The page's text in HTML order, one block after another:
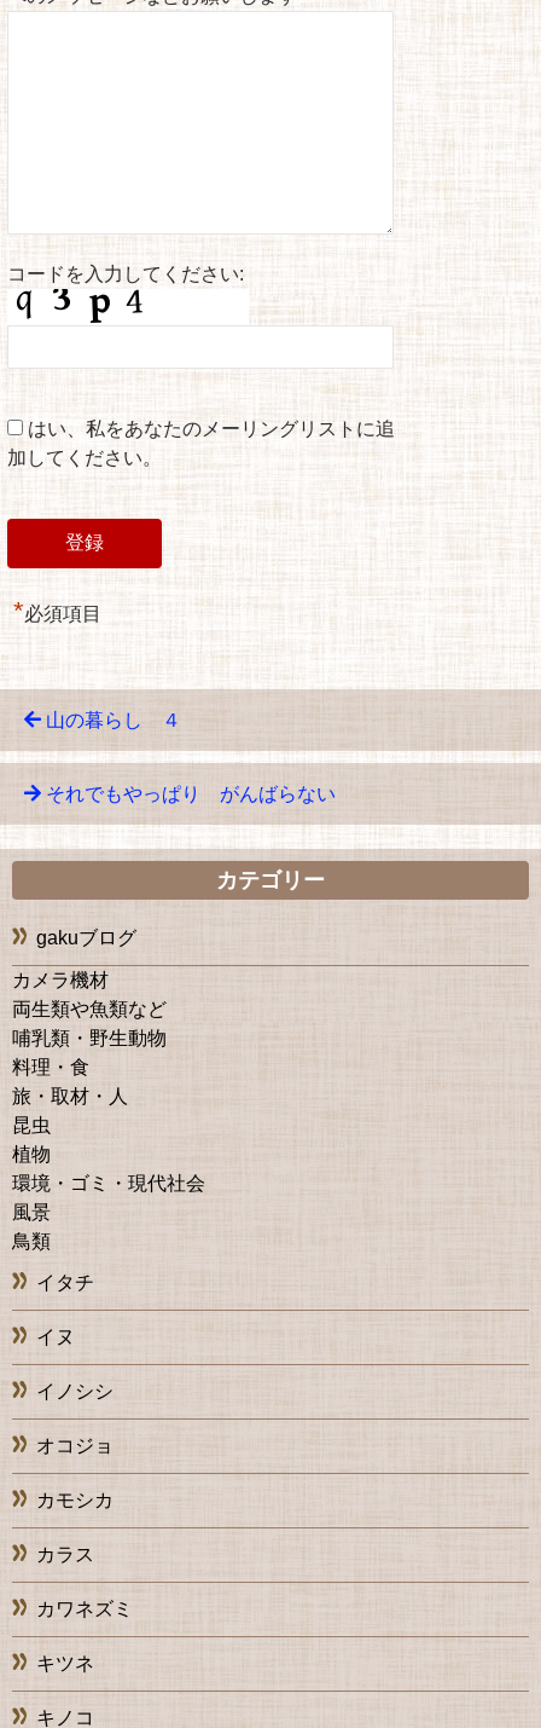
コードを入力してください:
はい、私をあなたのメーリングリストに追
加してください。
*必須項目
山の暮らし ４
それでもやっぱり がんばらない
カテゴリー
gakuブログ
カメラ機材
両生類や魚類など
哺乳類・野生動物
料理・食
旅・取材・人
昆虫
植物
環境・ゴミ・現代社会
風景
鳥類
イタチ
イヌ
イノシシ
オコジョ
カモシカ
カラス
カワネズミ
キツネ
キノコ